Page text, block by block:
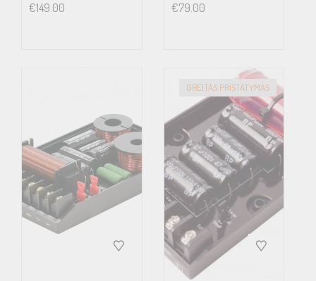
€149.00 €79.00
GREITAS PRISTATYMAS